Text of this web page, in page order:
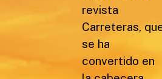
revista
Carreteras,
se ha
convertido en